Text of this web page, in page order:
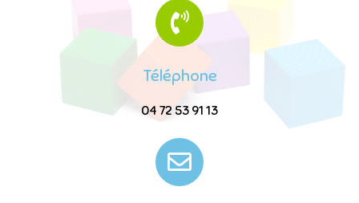
Téléphone
04 72 53 91 13